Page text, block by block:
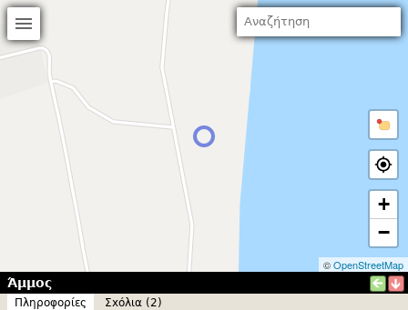
+
−
©OpenStreetMap
Άμμος
Πληροφορίες
Σxόλια (2)